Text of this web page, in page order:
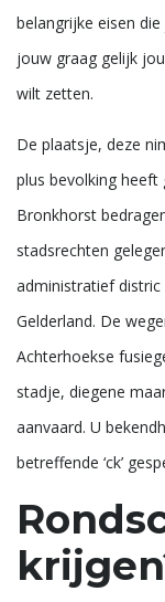
belangrijke eisen
jouw graag gelijk
wilt zetten.
De plaatsje, deze
plus bevolking heeft
Bronkhorst
stadsrechten
administratief
Gelderland. De
Achterhoekse
stadje, diegene
aanvaard. U
betreffende ‘ck’